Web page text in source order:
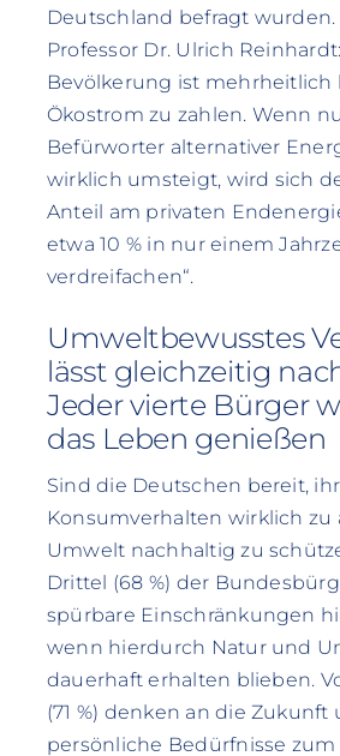
Deutschland befragt wurden.
Professor Dr. Ulrich
Bevölkerung ist mehrheitlich
Ökostrom zu zahlen. Wenn
Befürworter alternativer
wirklich umsteigt, wird sich
Anteil am privaten
etwa 10 % in nur einem
verdreifachen“.
Umweltbewusstes
lässt gleichzeitig
Jeder vierte Bürger
das Leben genießen
Sind die Deutschen bereit,
Konsumverhalten wirklich zu
Umwelt nachhaltig zu
Drittel (68 %) der
spürbare Einschränkungen
wenn hierdurch Natur und
dauerhaft erhalten blieben.
(71 %) denken an die Zukunft
persönliche Bedürfnisse